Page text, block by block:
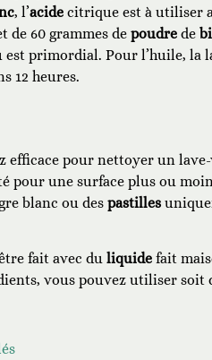
, l’acide citrique est à utiliser
de 60 grammes de poudre de
est primordial. Pour l’huile,
12 heures.
efficace pour nettoyer un
pour une surface plus ou
blanc ou des pastilles
fait avec du liquide fait
vous pouvez utiliser